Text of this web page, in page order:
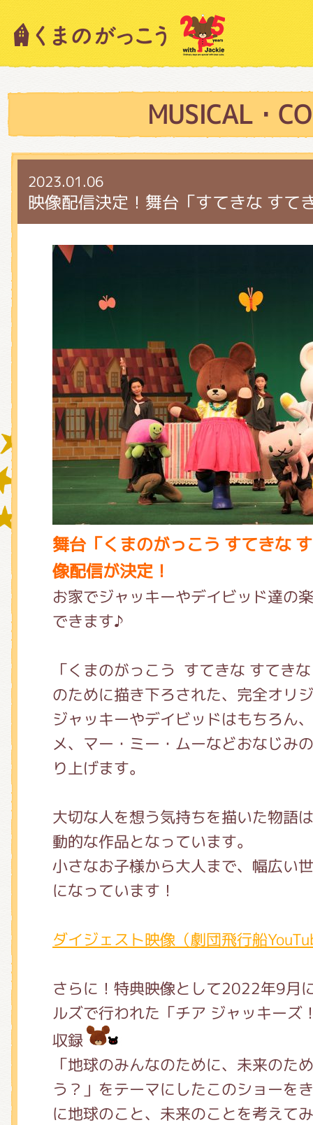
MUSICAL・
2023.01.06
映像配信決定！舞台「すてきな すて
舞台「くまのがっこう すてきな
像配信が決定！
お家でジャッキーやデイビッド達の
できます♪
「くまのがっこう すてきな すてき
のために描き下ろされた、完全オリ
ジャッキーやデイビッドはもちろん
メ、マー・ミー・ムーなどおなじみ
り上げます。
⼤切な⼈を想う気持ちを描いた物語
動的な作品となっています。
小さなお子様から⼤⼈まで、幅広い
になっています！
ダイジェスト映像（劇団飛行船
さらに！特典映像として2022年9月
ルズで行われた「チア ジャッキーズ
収録
「地球のみんなのために、未来のた
う？」をテーマにしたこのショーを
に地球のこと、未来のことを考えて
キャラクター紹介
スタッフブログ
ショップインフォメーション
グッズインフォメーション
ミュージカル・コンサート
おたのしみコンテンツ(クイズ・
チア ジャッキーズ！
くまのがっこう しょくいんしつ
くまのがっこう 家庭科部